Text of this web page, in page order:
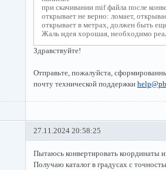
при скачивании mif файла после
открывает не верно: ломает,
открывает в метрах, должен быть
Жаль идея хорошая, необходимо
Здравствуйте!
Отправьте, пожалуйста,
почту технической поддержки
27.11.2024 20:58:25
Пытаюсь конвертировать координаты
Получаю каталог в градусах с